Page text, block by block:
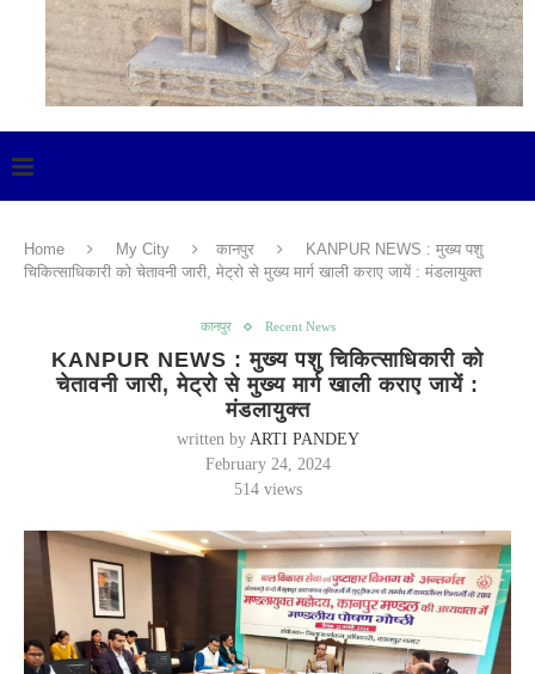
Home My City कानपुर
KANPUR NEWS : मुख्य पशु
चिकित्साधिकारी को चेतावनी जारी, मेट्रो से मुख्य मार्ग खाली कराए जायें : मंडलायुक्त
कानपुर Recent News
KANPUR NEWS : मुख्य पशु चिकित्साधिकारी को
चेतावनी जारी, मेट्रो से मुख्य मार्ग खाली कराए जायें :
मंडलायुक्त
written by ARTI PANDEY
February 24, 2024
514views